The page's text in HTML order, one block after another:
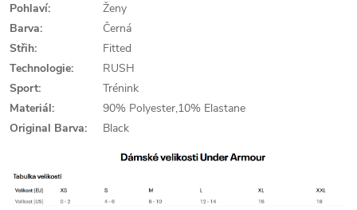
Pohlaví:
Ženy
Barva:
Černá
Střih:
Fitted
Technologie:
RUSH
Sport:
Trénink
Materiál:
90% Polyester,10% Elastane
Original Barva:
Black